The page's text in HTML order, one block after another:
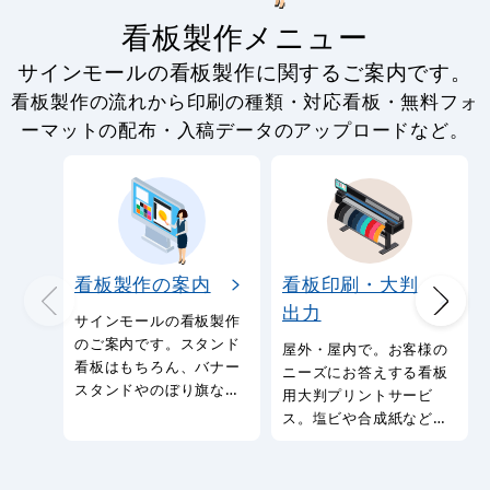
看板製作メニュー
サインモールの看板製作に関するご案内です。
看板製作の流れから印刷の種類・対応看板・無料フォ
ーマットの配布・入稿データのアップロードなど。
看板製作の案内
サインモールの看板製作
のご案内です。スタンド
看板はもちろん、バナー
スタンドやのぼり旗など
看板印刷・大判
出力
屋外・屋内で。お客様の
ニーズにお答えする看板
用大判プリントサービ
ス。塩ビや合成紙など看